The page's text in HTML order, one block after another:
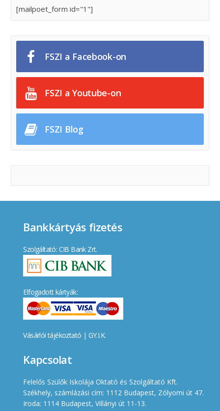
[mailpoet_form id="1"]
FSZI a Facebook-on
FSZI a Youtube-on
FSZI Blog
Bankkártyás fizetés
Szolgáltató: CIB Bank Zrt.
Elfogadott kártyák:
Vásárlói tájékoztató | GY.I.K.
Kapcsolat
Felelős Szülők Iskolája Oktató és Szolgáltató Kft.
Székhely, számlázási cím: 1112 Budapest, Zólyomi út 47.
Iroda: 1114 Budapest, Villányi út 11-13.